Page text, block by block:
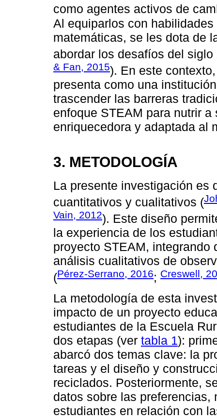
como agentes activos de
Al equiparlos con
matemáticas, se les dota de
abordar los desafíos del
& Fan, 2015). En este
presenta como una
trascender las barreras
enfoque STEAM para nutrir
enriquecedora y adaptada al
3. METODOLOGÍA
La presente investigación es
cuantitativos y cualitativos (
Vain, 2012). Este diseño
la experiencia de los
proyecto STEAM,
análisis cualitativos de
(Pérez-Serrano, 2016; Creswell,
La metodología de esta
impacto de un proyecto
estudiantes de la Escuela
dos etapas (ver tabla 1):
abarcó dos temas clave: la
tareas y el diseño y
reciclados. Posteriormente,
datos sobre las
estudiantes en relación con